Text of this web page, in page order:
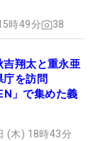
時49分 38
吉翔太と重永亜
庁を訪問
」で集めた義
(木) 18時43分